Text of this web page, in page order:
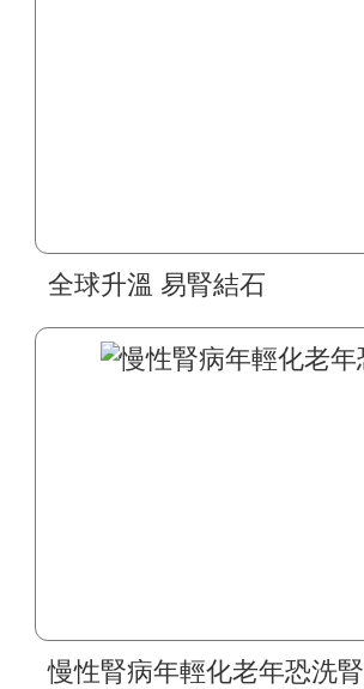
全球升溫 易腎結石
慢性腎病年輕化老年恐洗腎